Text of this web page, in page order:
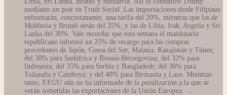
mediante un post en Truth Social. Las importaciones desde Filipinas
enfrentarán, concretamente, una tarifa del 20%, mientras que las de
Moldavia y Brunéi serán del 25%, y las de Libia, Irak, Argelia y Sri
Lanka del 30%. Vale recordar que esta semana el mandatario
republicano informó un 25% de recargo para las compras
procedentes de Japón, Corea del Sur, Malasia, Kazajistán y Túnez;
del 30% para Sudáfrica y Bosnia-Herzegovina; del 32% para
Indonesia; del 35% para Serbia y Bangladesh; del 36% para
Tailandia y Camboya; y del 40% para Birmania y Laos. Mientras
tanto, EEUU aún no ha informado de la penalización a la que se
verán sometidas las exportaciones de la Unión Europea. …